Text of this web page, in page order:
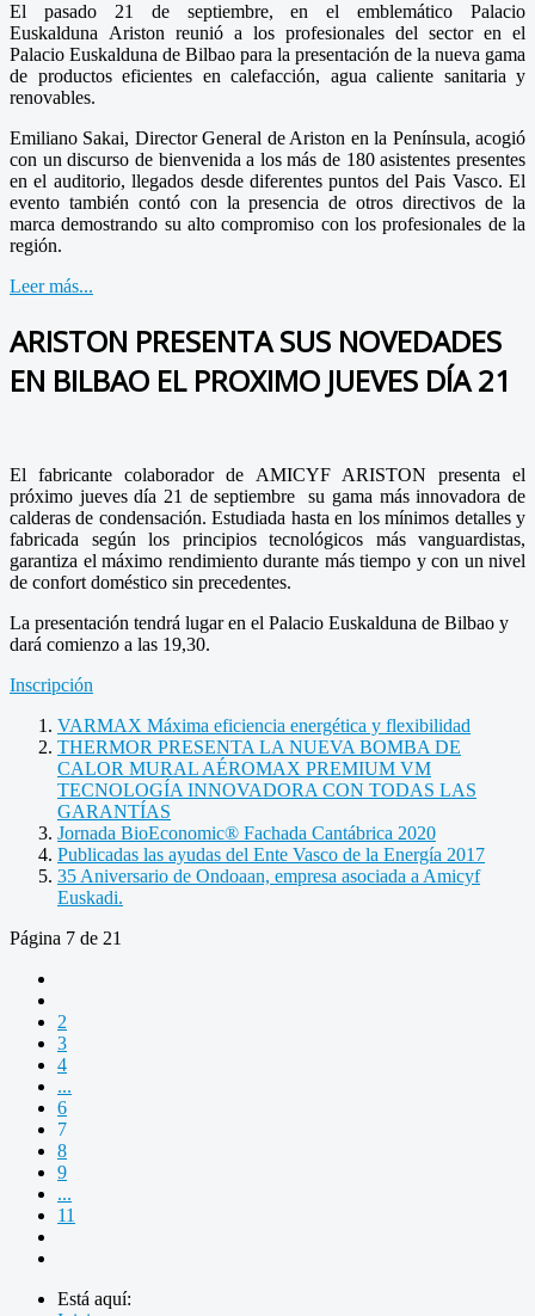
El pasado 21 de septiembre, en el emblemático Palacio
Euskalduna Ariston reunió a los profesionales del sector en el
Palacio Euskalduna de Bilbao para la presentación de la nueva gama
de productos eficientes en calefacción, agua caliente sanitaria y
renovables.
Emiliano Sakai, Director General de Ariston en la Península, acogió
con un discurso de bienvenida a los más de 180 asistentes presentes
en el auditorio, llegados desde diferentes puntos del Pais Vasco. El
evento también contó con la presencia de otros directivos de la
marca demostrando su alto compromiso con los profesionales de la
región.
Leer más...
ARISTON PRESENTA SUS NOVEDADES
EN BILBAO EL PROXIMO JUEVES DÍA 21
El fabricante colaborador de AMICYF ARISTON presenta el
próximo jueves día 21 de septiembre su gama más innovadora de
calderas de condensación. Estudiada hasta en los mínimos detalles y
fabricada según los principios tecnológicos más vanguardistas,
garantiza el máximo rendimiento durante más tiempo y con un nivel
de confort doméstico sin precedentes.
La presentación tendrá lugar en el Palacio Euskalduna de Bilbao y
dará comienzo a las 19,30.
Inscripción
VARMAX Máxima eficiencia energética y flexibilidad
THERMOR PRESENTA LA NUEVA BOMBA DE
CALOR MURAL AÉROMAX PREMIUM VM
TECNOLOGÍA INNOVADORA CON TODAS LAS
GARANTÍAS
Jornada BioEconomic® Fachada Cantábrica 2020
Publicadas las ayudas del Ente Vasco de la Energía 2017
35 Aniversario de Ondoaan, empresa asociada a Amicyf
Euskadi.
Página 7 de 21
2
3
4
...
6
7
8
9
...
11
Está aquí: